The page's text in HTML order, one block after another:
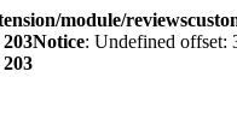
module/
203Notice: Undefined offset:
203